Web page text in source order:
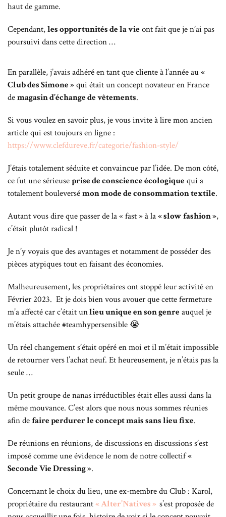
haut de gamme.
Cependant,les opportunités de la vieont fait que je n’ai pas
poursuivi dans cette direction …
En parallèle, j’avais adhéré en tant que cliente à l’année au«
Club des Simone »qui était un concept novateur en France
demagasin d’échange de vêtements.
Si vous voulez en savoir plus, je vous invite à lire mon ancien
article qui est toujours en ligne :
https://www.clefdureve.fr/categorie/fashion-style/
J’étais totalement séduite et convaincue par l’idée. De mon côté,
ce fut une sérieuseprise de conscience écologiquequi a
totalement bouleversémon mode de consommation textile.
Autant vous dire que passer de la « fast » à la« slow fashion »,
c’était plutôt radical !
Je n’y voyais que des avantages et notamment de posséder des
pièces atypiques tout en faisant des économies.
Malheureusement, les propriétaires ont stoppé leur activité en
Février 2023. Et je dois bien vous avouer que cette fermeture
m’a affecté car c’était unlieu unique en son genreauquel je
m’étais attachée #teamhypersensible 😭
Un réel changement s’était opéré en moi et il m’était impossible
de retourner vers l’achat neuf. Et heureusement, je n’étais pas la
seule …
Un petit groupe de nanas irréductibles était elles aussi dans la
même mouvance. C’est alors que nous nous sommes réunies
afin defaire perdurer le concept mais sans lieu fixe.
De réunions en réunions, de discussions en discussions s’est
imposé comme une évidence le nom de notre collectif«
Seconde Vie Dressing ».
Concernant le choix du lieu, une ex-membre du Club : Karol,
propriétaire du restaurant« Alter’Natives » s’est proposée de